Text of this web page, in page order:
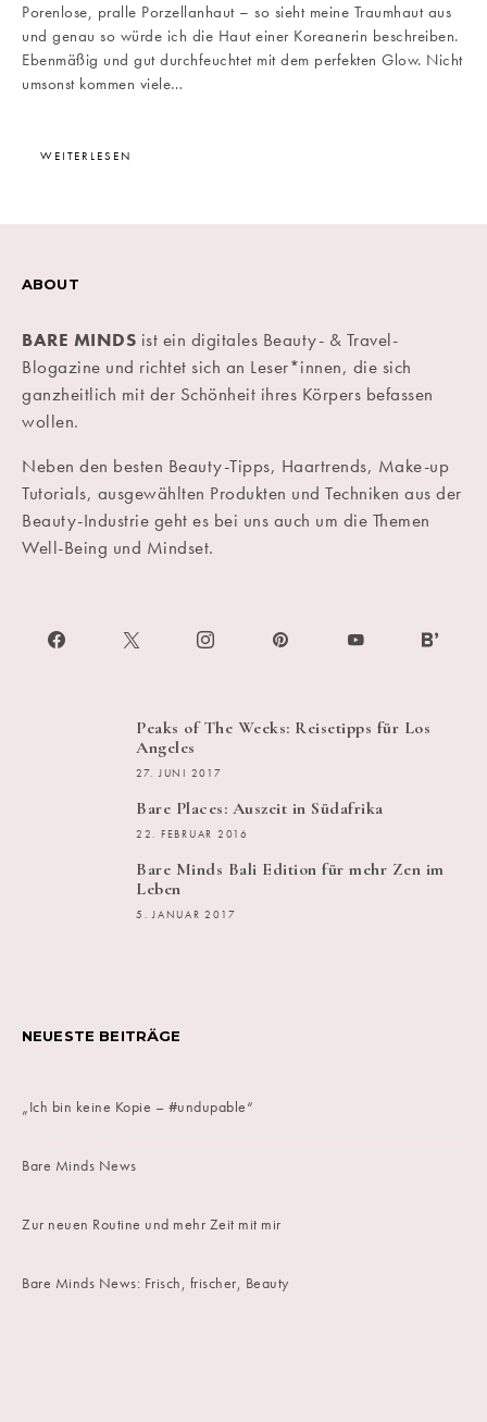
Porenlose, pralle Porzellanhaut – so sieht meine Traumhaut aus
und genau so würde ich die Haut einer Koreanerin beschreiben.
Ebenmäßig und gut durchfeuchtet mit dem perfekten Glow. Nicht
umsonst kommen viele…
WEITERLESEN
ABOUT
BARE MINDS ist ein digitales Beauty- & Travel-
Blogazine und richtet sich an Leser*innen, die sich
ganzheitlich mit der Schönheit ihres Körpers befassen
wollen.
Neben den besten Beauty-Tipps, Haartrends, Make-up
Tutorials, ausgewählten Produkten und Techniken aus der
Beauty-Industrie geht es bei uns auch um die Themen
Well-Being und Mindset.
Peaks of The Weeks: Reisetipps für Los
Angeles
27. JUNI 2017
Bare Places: Auszeit in Südafrika
22. FEBRUAR 2016
Bare Minds Bali Edition für mehr Zen im
Leben
5. JANUAR 2017
NEUESTE BEITRÄGE
„Ich bin keine Kopie – #undupable“
Bare Minds News
Zur neuen Routine und mehr Zeit mit mir
Bare Minds News: Frisch, frischer, Beauty